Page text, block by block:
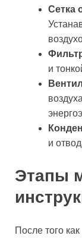
Сетка
и
и
Этапы
После того